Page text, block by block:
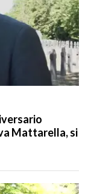
Mattarella, si